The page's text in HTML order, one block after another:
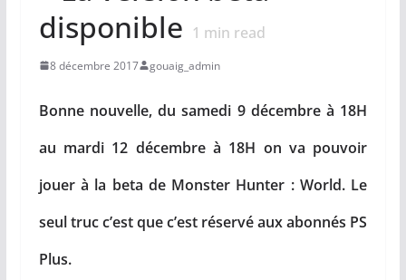
disponible 1 min read
8 décembre 2017 gouaig_admin
Bonne nouvelle, du samedi 9 décembre à 18H
au mardi 12 décembre à 18H on va pouvoir
jouer à la beta de Monster Hunter : World. Le
seul truc c’est que c’est réservé aux abonnés PS
Plus.